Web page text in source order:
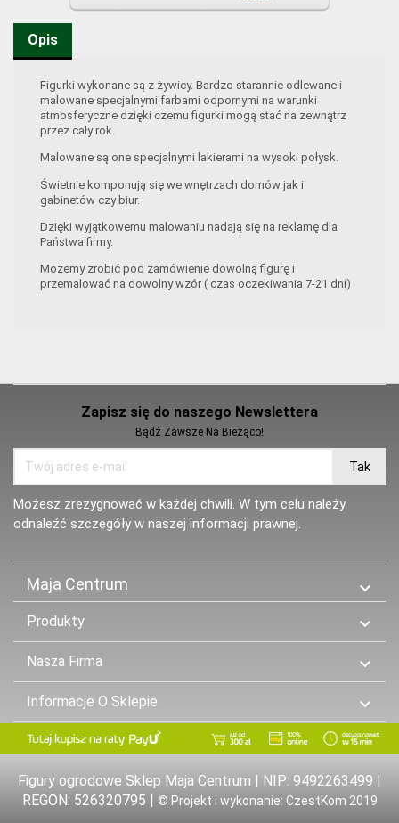
Opis
Figurki wykonane są z żywicy. Bardzo starannie odlewane i
malowane specjalnymi farbami odpornymi na warunki
atmosferyczne dzięki czemu figurki mogą stać na zewnątrz
przez cały rok.
Malowane są one specjalnymi lakierami na wysoki połysk.
Świetnie komponują się we wnętrzach domów jak i
gabinetów czy biur.
Dzięki wyjątkowemu malowaniu nadają się na reklamę dla
Państwa firmy.
Możemy zrobić pod zamówienie dowolną figurę i
przemalować na dowolny wzór ( czas oczekiwania 7-21 dni)
Zapisz się do naszego Newslettera
Bądź Zawsze Na Bieżąco!
Możesz zrezygnować w każdej chwili. W tym celu należy
odnaleźć szczegóły w naszej informacji prawnej.
Maja Centrum 
Produkty 
Nasza Firma 
Informacje O Sklepie 
Figury ogrodowe Sklep Maja Centrum | NIP: 9492263499 |
REGON: 526320795 |
© Projekt i wykonanie: CzestKom 2019